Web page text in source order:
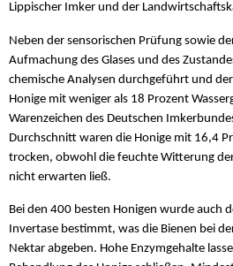
Lippischer Imker und der
Neben der sensorischen Prüfung sowie
Aufmachung des Glases und des
chemische Analysen durchgeführt und
Honige mit weniger als 18 Prozent
Warenzeichen des Deutschen
Durchschnitt waren die Honige mit 16,4
trocken, obwohl die feuchte Witterung
nicht erwarten ließ.
Bei den 400 besten Honigen wurde auch
Invertase bestimmt, was die Bienen bei
Nektar abgeben. Hohe Enzymgehalte